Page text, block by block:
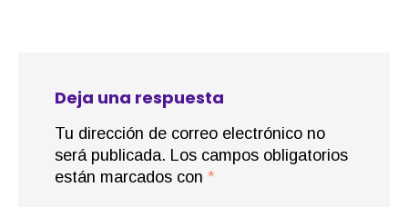
Deja una respuesta
Tu dirección de correo electrónico no
será publicada. Los campos obligatorios
están marcados con *